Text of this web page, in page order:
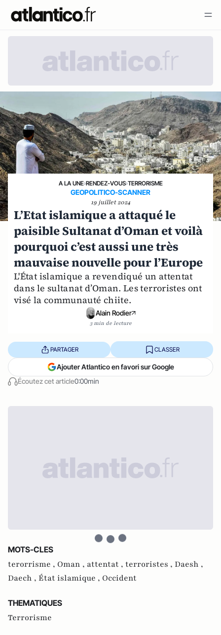
A LA UNE›RENDEZ-VOUS›TERRORISME
GEOPOLITICO-SCANNER
19 juillet 2024
L’Etat islamique a attaqué le
paisible Sultanat d’Oman et voilà
pourquoi c’est aussi une très
mauvaise nouvelle pour l’Europe
L'État islamique a revendiqué un attentat
dans le sultanat d’Oman. Les terroristes ont
visé la communauté chiite.
Alain Rodier
3 min de lecture
Écoutez cet article0:00min
PARTAGER CLASSER
Ajouter Atlantico en favori sur Google
MOTS-CLES
terorrisme , Oman , attentat , terroristes , Daesh ,
Daech , État islamique , Occident
THEMATIQUES
Terrorisme